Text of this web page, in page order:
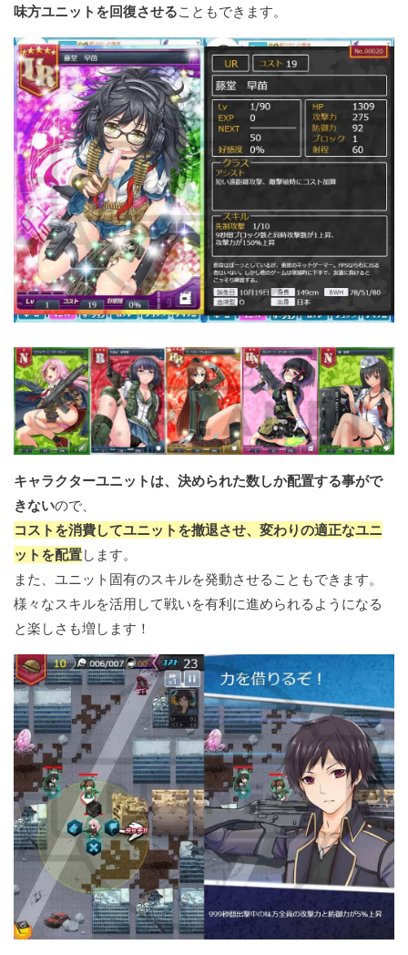
味方ユニットを回復させることもできます。
キャラクターユニットは、決められた数しか配置する事がで
きないので、
コストを消費してユニットを撤退させ、変わりの適正なユニ
ットを配置します。
また、ユニット固有のスキルを発動させることもできます。
様々なスキルを活用して戦いを有利に進められるようになる
と楽しさも増します！